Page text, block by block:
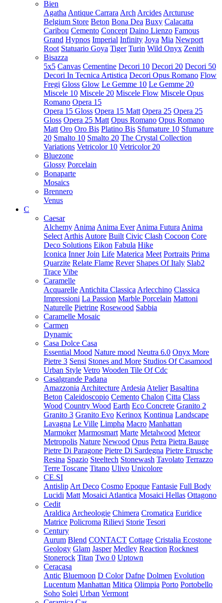
Bien
Agatha Antique Carrara Arch Arcides Arcturuse
Belgium Store Beton Bona Dea Buxy Calacatta
Caribou Cemento Concept Daino Lienzo Famous
Grand Hypnos Imperial Infinity Joya Mia Newport
Root Statuario Goya Tiger Turin Wild Onyx Zenith
Bisazza
5x5 Canvas Cementine Decori 10 Decori 20 Decori 50
Decori In Tecnica Artistica Decori Opus Romano Flow
Fregi Gloss Glow Le Gemme 10 Le Gemme 20
Miscele 10 Miscele 20 Miscele Flow Miscele Opus
Romano Opera 15
Opera 15 Gloss Opera 15 Matt Opera 25 Opera 25
Gloss Opera 25 Matt Opus Romano Opus Romano
Matt Oro Oro Bis Platino Bis Sfumature 10 Sfumature
20 Smalto 10 Smalto 20 The Crystal Collection
Variations Vetricolor 10 Vetricolor 20
Bluezone
Glossy Porcelain
Bonaparte
Mosaics
Brennero
Venus
C
Caesar
Alchemy Anima Anima Ever Anima Futura Anima
Select Arthis Autore Built Civic Clash Cocoon Core
Deco Solutions Eikon Fabula Hike
Iconica Inner Join Life Materica Meet Portraits Prima
Quarzite Relate Flame Rever Shapes Of Italy Slab2
Trace Vibe
Caramelle
Acquarelle Antichita Classica Arlecchino Classica
Impressioni La Passion Marble Porcelain Mattoni
Naturelle Pietrine Rosewood Sabbia
Caramelle Mosaic
Carmen
Dynamic
Casa Dolce Casa
Essential Mood Nature mood Neutra 6.0 Onyx More
Pietre 3 Sensi Stones and More Studios Of Casamood
Urban Style Vetro Wooden Tile Of Cdc
Casalgrande Padana
Amazzonia Architecture Ardesia Atelier Basaltina
Beton Caleidoscopio Cemento Chalon Citta Class
Wood Country Wood Earth Eco Concrete Granito 2
Granito 3 Granito Evo Kerinox Kontinua Landscape
Lavagna Le Ville Limpha Macro Manhattan
Marmoker Marmosmart Marte Metalwood Meteor
Metropolis Nature Newood Opus Petra Pietra Bauge
Pietre Di Paragone Pietre Di Sardegna Pietre Etrusche
Resina Spazio Steeltech Stonewash Tavolato Terrazzo
Terre Toscane Titano Ulivo Unicolore
CE.SI
Antislip Art Deco Cosmo Epoque Fantasie Full Body
Lucidi Matt Mosaici Atlantica Mosaici Hellas Ottagono
Cedit
Araldica Archeologie Chimera Cromatica Euridice
Matrice Policroma Rilievi Storie Tesori
Century
Aurum Blend CONTACT Cottage Cristalia Ecostone
Geology Glam Jasper Medley Reaction Rocknest
Stonerock Titan Two 0 Uptown
Ceracasa
Antic Bluemoon D Color Dafne Dolmen Evolution
Lucentum Manhattan Mitica Olimpia Porto Portobello
Soho Solei Urban Vermont